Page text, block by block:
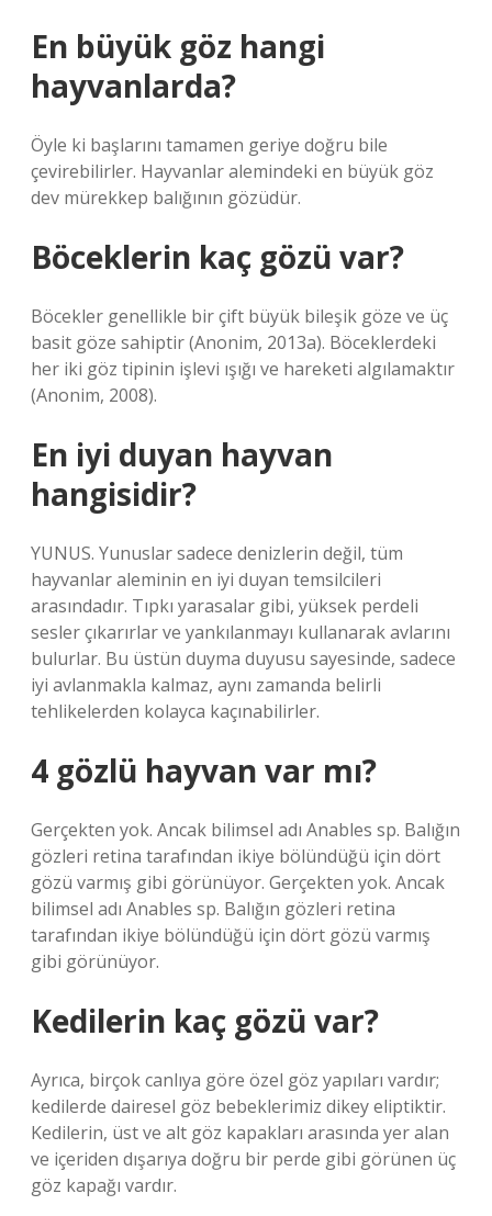
En büyük göz hangi
hayvanlarda?
Öyle ki başlarını tamamen geriye doğru bile
çevirebilirler. Hayvanlar alemindeki en büyük göz
dev mürekkep balığının gözüdür.
Böceklerin kaç gözü var?
Böcekler genellikle bir çift büyük bileşik göze ve üç
basit göze sahiptir (Anonim, 2013a). Böceklerdeki
her iki göz tipinin işlevi ışığı ve hareketi algılamaktır
(Anonim, 2008).
En iyi duyan hayvan
hangisidir?
YUNUS. Yunuslar sadece denizlerin değil, tüm
hayvanlar aleminin en iyi duyan temsilcileri
arasındadır. Tıpkı yarasalar gibi, yüksek perdeli
sesler çıkarırlar ve yankılanmayı kullanarak avlarını
bulurlar. Bu üstün duyma duyusu sayesinde, sadece
iyi avlanmakla kalmaz, aynı zamanda belirli
tehlikelerden kolayca kaçınabilirler.
4 gözlü hayvan var mı?
Gerçekten yok. Ancak bilimsel adı Anables sp. Balığın
gözleri retina tarafından ikiye bölündüğü için dört
gözü varmış gibi görünüyor. Gerçekten yok. Ancak
bilimsel adı Anables sp. Balığın gözleri retina
tarafından ikiye bölündüğü için dört gözü varmış
gibi görünüyor.
Kedilerin kaç gözü var?
Ayrıca, birçok canlıya göre özel göz yapıları vardır;
kedilerde dairesel göz bebeklerimiz dikey eliptiktir.
Kedilerin, üst ve alt göz kapakları arasında yer alan
ve içeriden dışarıya doğru bir perde gibi görünen üç
göz kapağı vardır.